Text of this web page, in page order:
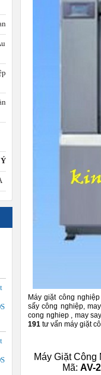
Máy giặt công
sấy công nghiệp,
cong nghiep , may
191 tư vấn máy giặt
Máy Giặt Công
Mã: AV-